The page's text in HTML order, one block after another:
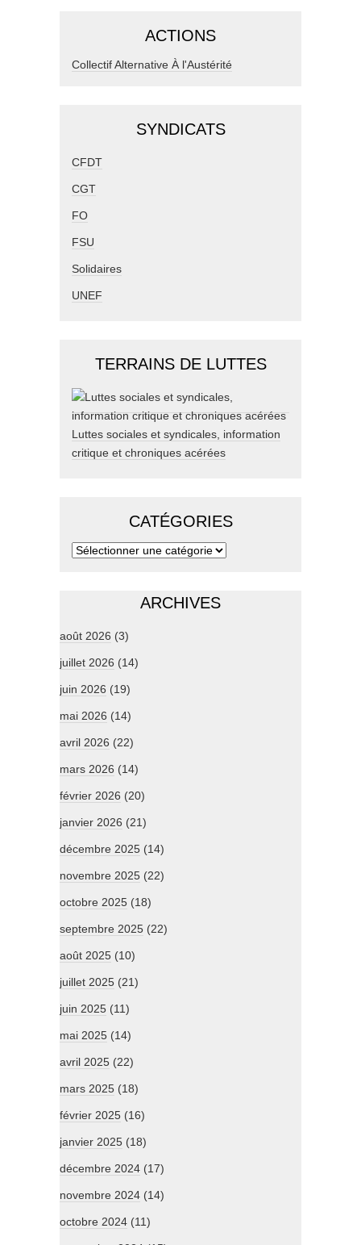
ACTIONS
Collectif Alternative À l'Austérité
SYNDICATS
CFDT
CGT
FO
FSU
Solidaires
UNEF
TERRAINS DE LUTTES
Luttes sociales et syndicales, information
critique et chroniques acérées
CATÉGORIES
ARCHIVES
août 2026 (3)
juillet 2026 (14)
juin 2026 (19)
mai 2026 (14)
avril 2026 (22)
mars 2026 (14)
février 2026 (20)
janvier 2026 (21)
décembre 2025 (14)
novembre 2025 (22)
octobre 2025 (18)
septembre 2025 (22)
août 2025 (10)
juillet 2025 (21)
juin 2025 (11)
mai 2025 (14)
avril 2025 (22)
mars 2025 (18)
février 2025 (16)
janvier 2025 (18)
décembre 2024 (17)
novembre 2024 (14)
octobre 2024 (11)